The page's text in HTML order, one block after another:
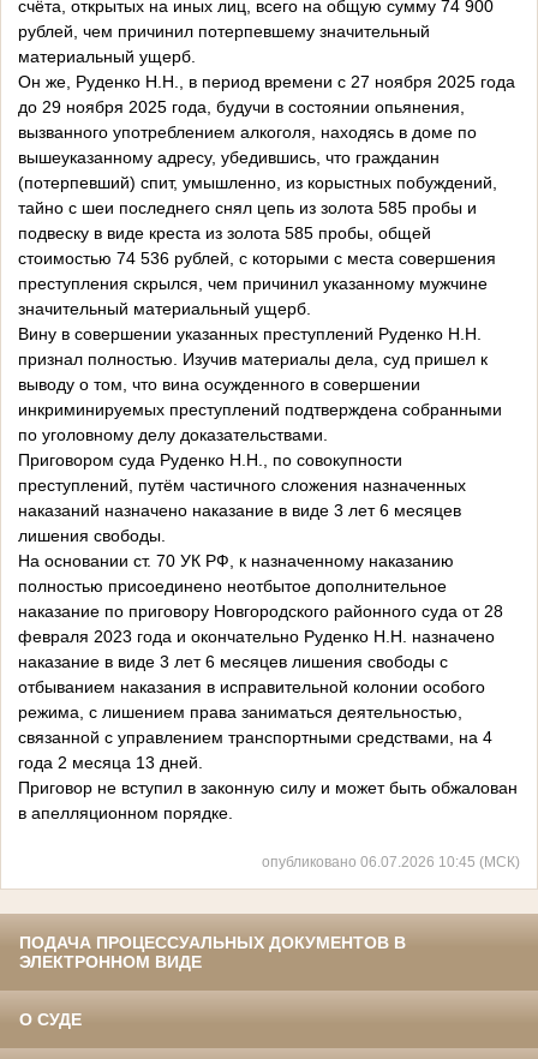
счёта, открытых на иных лиц, всего на общую сумму 74 900
рублей, чем причинил потерпевшему значительный
материальный ущерб.
Он же, Руденко Н.Н., в период времени с 27 ноября 2025 года
до 29 ноября 2025 года, будучи в состоянии опьянения,
вызванного употреблением алкоголя, находясь в доме по
вышеуказанному адресу, убедившись, что гражданин
(потерпевший) спит, умышленно, из корыстных побуждений,
тайно с шеи последнего снял цепь из золота 585 пробы и
подвеску в виде креста из золота 585 пробы, общей
стоимостью 74 536 рублей, с которыми с места совершения
преступления скрылся, чем причинил указанному мужчине
значительный материальный ущерб.
Вину в совершении указанных преступлений Руденко Н.Н.
признал полностью. Изучив материалы дела, суд пришел к
выводу о том, что вина осужденного в совершении
инкриминируемых преступлений подтверждена собранными
по уголовному делу доказательствами.
Приговором суда Руденко Н.Н., по совокупности
преступлений, путём частичного сложения назначенных
наказаний назначено наказание в виде 3 лет 6 месяцев
лишения свободы.
На основании ст. 70 УК РФ, к назначенному наказанию
полностью присоединено неотбытое дополнительное
наказание по приговору Новгородского районного суда от 28
февраля 2023 года и окончательно Руденко Н.Н. назначено
наказание в виде 3 лет 6 месяцев лишения свободы с
отбыванием наказания в исправительной колонии особого
режима, с лишением права заниматься деятельностью,
связанной с управлением транспортными средствами, на 4
года 2 месяца 13 дней.
Приговор не вступил в законную силу и может быть обжалован
в апелляционном порядке.
опубликовано 06.07.2026 10:45 (МСК)
ПОДАЧА ПРОЦЕССУАЛЬНЫХ ДОКУМЕНТОВ В
ЭЛЕКТРОННОМ ВИДЕ
О СУДЕ